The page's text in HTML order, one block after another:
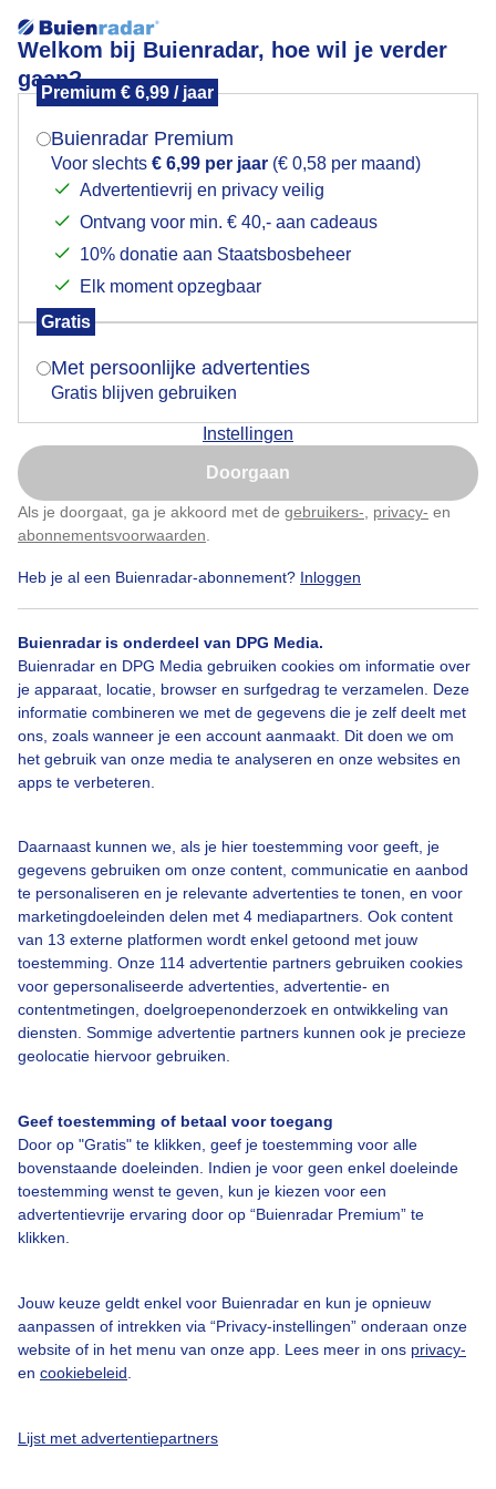
Welkom bij Buienradar, hoe wil je verder
gaan?
Premium € 6,99 / jaar
Buienradar Premium
Voor slechts € 6,99 per jaar (€ 0,58 per maand)
Advertentievrij en privacy veilig
Ontvang voor min. € 40,- aan cadeaus
10% donatie aan Staatsbosbeheer
Elk moment opzegbaar
Gratis
Met persoonlijke advertenties
Gratis blijven gebruiken
Instellingen
Doorgaan
Als je doorgaat, ga je akkoord met de gebruikers- privacy- en
abonnementsvoorwaarden
Heb je al een Buienradar-abonnement? Inloggen
Buienradar is onderdeel van DPG Media.
Buienradar en DPG Media gebruiken cookies om informatie over
je apparaat, locatie, browser en surfgedrag te verzamelen. Deze
informatie combineren we met de gegevens die je zelf deelt met
ons, zoals wanneer je een account aanmaakt. Dit doen we om
het gebruik van onze media te analyseren en onze websites en
apps te verbeteren.
Daarnaast kunnen we, als je hier toestemming voor geeft, je
gegevens gebruiken om onze content, communicatie en aanbod
te personaliseren en je relevante advertenties te tonen, en voor
marketingdoeleinden delen met 4 mediapartners. Ook content
van 13 externe platformen wordt enkel getoond met jouw
toestemming. Onze 114 advertentie partners gebruiken cookies
voor gepersonaliseerde advertenties, advertentie- en
contentmetingen, doelgroepenonderzoek en ontwikkeling van
diensten. Sommige advertentie partners kunnen ook je precieze
geolocatie hiervoor gebruiken.
Geef toestemming of betaal voor toegang
Door op "Gratis" te klikken, geef je toestemming voor alle
bovenstaande doeleinden. Indien je voor geen enkel doeleinde
toestemming wenst te geven, kun je kiezen voor een
advertentievrije ervaring door op “Buienradar Premium” te
klikken.
Jouw keuze geldt enkel voor Buienradar en kun je opnieuw
aanpassen of intrekken via “Privacy-instellingen” onderaan onze
website of in het menu van onze app. Lees meer in ons privacy-
en cookiebeleid
Lijst met advertentiepartners
Jonge fuut
Blijft leuk ....veilig bij moeder op de rug
Door: Titia Huizer Gemaakt: 31-05-2026, 54x bekeken
Bekijk slideshow
Een moment geduld aub...
Over Buienradar
Veelgestelde vragen
Contact
Toegankelijkheid
Buienradar Team
Privacy instellingen
Mogen we je locatie gebruiken voor het
Indien je hier nog geen akkoord op hebt gegeven,
verschijnt er zo een pop-up uit je browser waarin
Is goed, toon de popup
Nu niet, misschien later
Klik hierom dit aan te passen